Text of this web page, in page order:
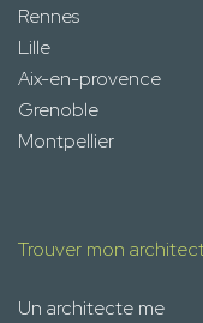
Rennes
Lille
Aix-en-provence
Grenoble
Montpellier
Trouver mon
Un architecte me